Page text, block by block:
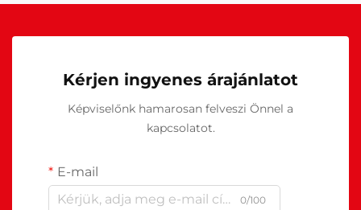
Kérjen ingyenes árajánlatot
Képviselőnk hamarosan felveszi Önnel a
kapcsolatot.
E-mail
0/100